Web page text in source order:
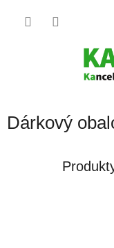
Dárkový